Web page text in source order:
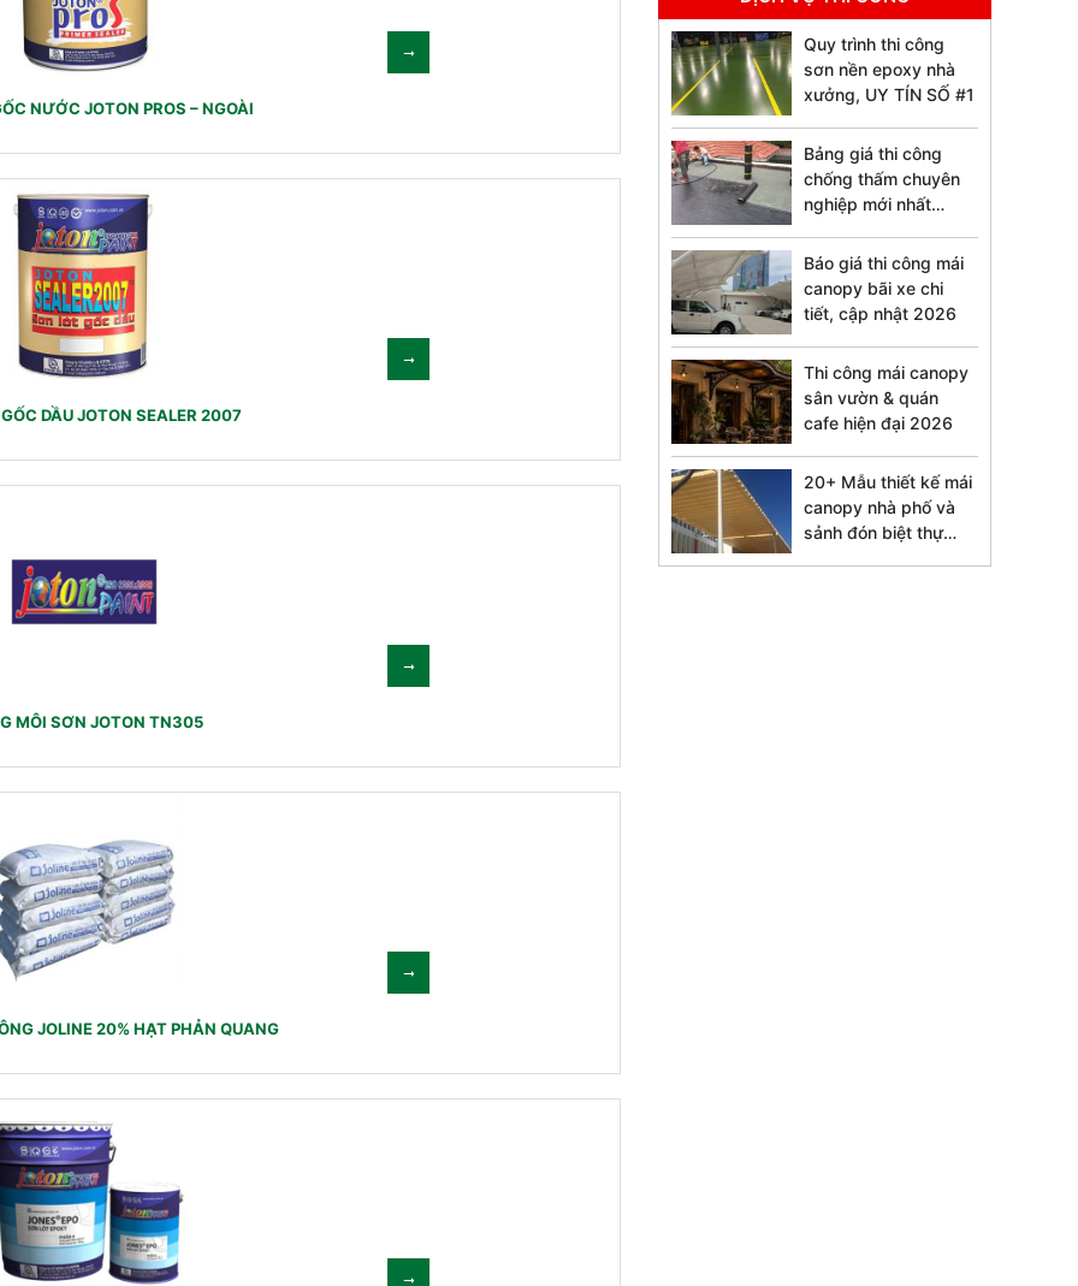
NƯỚC JOTON PROS – NGOÀI
DẦU JOTON SEALER 2007
MÔI SƠN JOTON TN305
JOLINE 20% HẠT PHẢN QUANG
Quy trình thi công
sơn nền epoxy nhà
xưởng, UY TÍN SỐ #1
Bảng giá thi công
chống thấm chuyên
nghiệp mới nhất
Báo giá thi công mái
canopy bãi xe chi
tiết, cập nhật 2026
Thi công mái canopy
sân vườn & quán
cafe hiện đại 2026
20+ Mẫu thiết kế mái
canopy nhà phố và
sảnh đón biệt thự